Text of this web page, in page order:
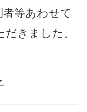
等あわせて
だきました 。